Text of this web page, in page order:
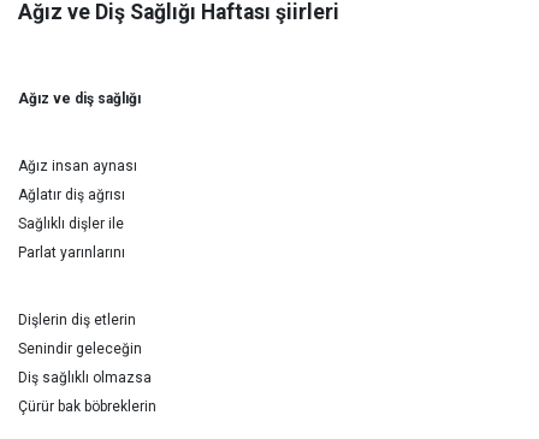
Ağız ve Diş Sağlığı Haftası şiirleri
Ağız ve diş sağlığı
Ağız insan aynası
Ağlatır diş ağrısı
Sağlıklı dişler ile
Parlat yarınlarını
Dişlerin diş etlerin
Senindir geleceğin
Diş sağlıklı olmazsa
Çürür bak böbreklerin